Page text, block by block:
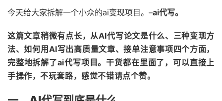
今天给大家拆解一个小众的ai变现项目。–ai代写。
这篇文章稍微有点长， 从AI代写论文是什么、三种变现方
法、如何用AI写出高质量文章、接单注意事项四个方面，
完整地拆解了ai代写项目。干货都在里面了，可以直接上
手操作，不玩套路，感觉不错请点个赞。